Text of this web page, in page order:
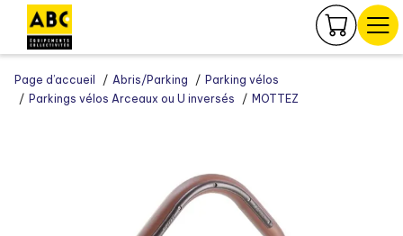
Page d’accueil Abris/Parking
Parking vélos
Parkings vélos Arceaux ou U inversés
MOTTEZ
Panneau de gestion des cookies